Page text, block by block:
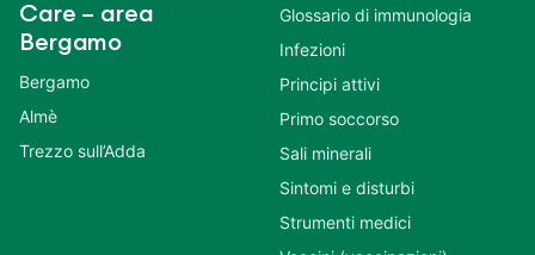
Care – area
Bergamo
Bergamo
Almè
Trezzo sull’Adda
Glossario di immunologia
Infezioni
Principi attivi
Primo soccorso
Sali minerali
Sintomi e disturbi
Strumenti medici